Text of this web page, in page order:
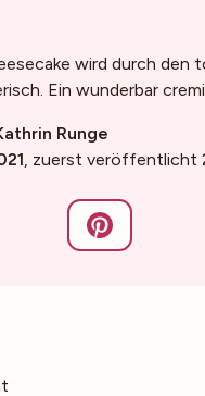
wird durch den
Ein wunderbar
Runge
, zuerst veröffentlicht